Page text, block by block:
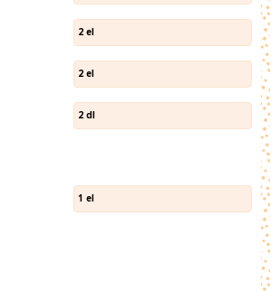
2 el
2 el
2 dl
1 el